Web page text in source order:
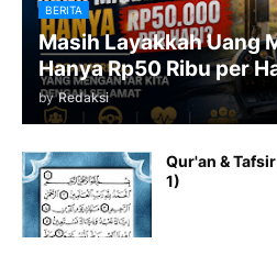
BERITA
Masih Layakkah Uang
Hanya Rp50 Ribu per
by Redaksi
Qur'an &
1)